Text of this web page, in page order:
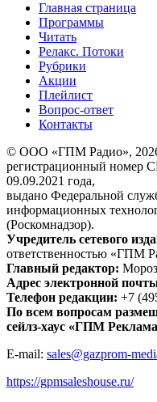
Главная страница
Программы
Читать
Релакс. Потоки
Рубрики
Акции
Плейлист
Вопрос-ответ
Контакты
© ООО «ГПМ Радио»,
регистрационный номер
09.09.2021 года,
выдано Федеральной
информационных
(Роскомнадзор).
Учредитель сетевого
ответственностью «ГПМ
Главный редактор:
Адрес электронной
Телефон редакции: +7
По всем вопросам
сейлз-хаус «ГПМ
E-mail: sales@gazprom-
https://gpmsaleshouse.ru/